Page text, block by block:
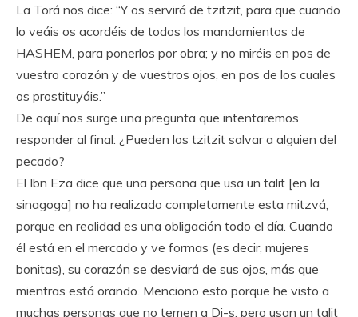
La Torá nos dice: “Y os servirá de tzitzit, para que cuando
lo veáis os acordéis de todos los mandamientos de
HASHEM, para ponerlos por obra; y no miréis en pos de
vuestro corazón y de vuestros ojos, en pos de los cuales
os prostituyáis.”
De aquí nos surge una pregunta que intentaremos
responder al final: ¿Pueden los tzitzit salvar a alguien del
pecado?
El Ibn Eza dice que una persona que usa un talit [en la
sinagoga] no ha realizado completamente esta mitzvá,
porque en realidad es una obligación todo el día. Cuando
él está en el mercado y ve formas (es decir, mujeres
bonitas), su corazón se desviará de sus ojos, más que
mientras está orando. Menciono esto porque he visto a
muchas personas que no temen a Di-s, pero usan un talit